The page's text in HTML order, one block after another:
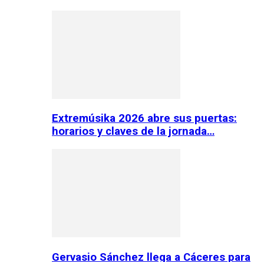
Extremúsika 2026 abre sus puertas:
horarios y claves de la jornada…
Gervasio Sánchez llega a Cáceres para